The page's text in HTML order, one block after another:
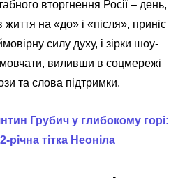
вторгнення Росії – день,
на «до» і «після», приніс
силу духу, і зірки шоу-
виливши в соцмережі
та слова підтримки.
Грубич у глибокому горі:
річна тітка Неоніла